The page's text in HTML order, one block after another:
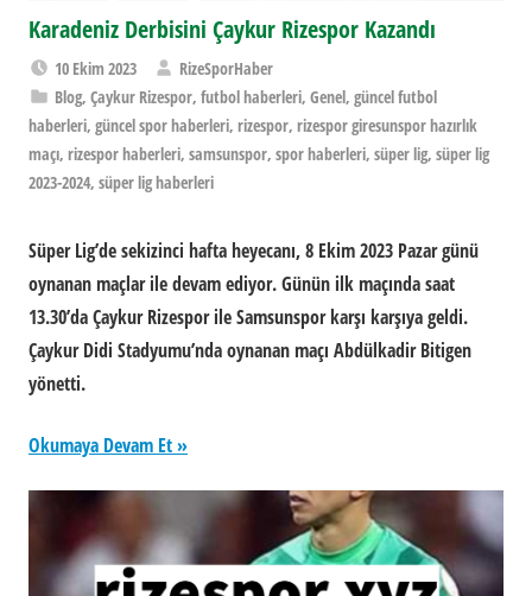
Karadeniz Derbisini Çaykur Rizespor Kazandı
10 Ekim 2023
RizeSporHaber
Blog,Çaykur Rizespor,futbol haberleri,Genel,güncel futbol
haberleri, güncel spor haberleri, rizespor, rizespor giresunspor hazırlık
maçı, rizespor haberleri, samsunspor, spor haberleri, süper lig, süper lig
2023-2024, süper lig haberleri
Süper Lig’de sekizinci hafta heyecanı, 8 Ekim 2023 Pazar günü
oynanan maçlar ile devam ediyor. Günün ilk maçında saat
13.30’da Çaykur Rizespor ile Samsunspor karşı karşıya geldi.
Çaykur Didi Stadyumu’nda oynanan maçı Abdülkadir Bitigen
yönetti.
Okumaya Devam Et